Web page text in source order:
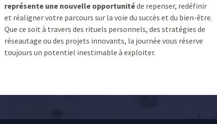
représente une nouvelle opportunitéde repenser, redéfinir
et réaligner votre parcours sur la voie du succès et du bien-être.
Que ce soit à travers des rituels personnels, des stratégies de
réseautage ou des projets innovants, la journée vous réserve
toujours un potentiel inestimable à exploiter.